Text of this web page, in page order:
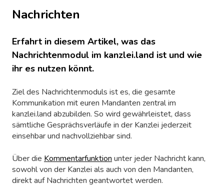
Nachrichten
Erfahrt in diesem Artikel, was das
Nachrichtenmodul im kanzlei.land ist und wie
ihr es nutzen könnt.
Ziel des Nachrichtenmoduls ist es, die gesamte
Kommunikation mit euren Mandanten zentral im
kanzlei.land abzubilden. So wird gewährleistet, dass
sämtliche Gesprächsverläufe in der Kanzlei jederzeit
einsehbar und nachvollziehbar sind.
Über die Kommentarfunktion unter jeder Nachricht kann,
sowohl von der Kanzlei als auch von den Mandanten,
direkt auf Nachrichten geantwortet werden.